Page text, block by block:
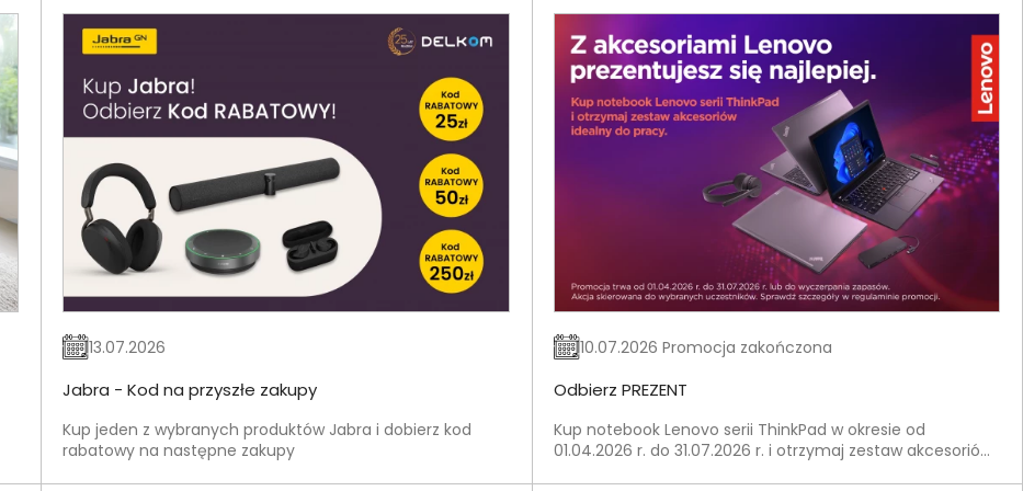
13.07.2026
Jabra - Kod na przyszłe zakupy
Kup jeden z wybranych produktów Jabra i dobierz kod
rabatowy na następne zakupy
10.07.2026 Promocja zakończona
Odbierz PREZENT
Kup notebook Lenovo serii ThinkPad w okresie od
01.04.2026 r. do 31.07.2026 r. i otrzymaj zestaw akcesoriów